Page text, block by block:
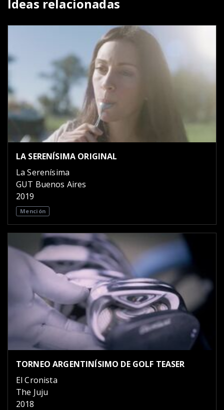
Ideas relacionadas
LA SERENÍSIMA ORIGINAL
La Serenísima
GUT Buenos Aires
2019
Mención
TORNEO ARGENTINÍSIMO DE GOLF TEASER
El Cronista
The Juju
2018